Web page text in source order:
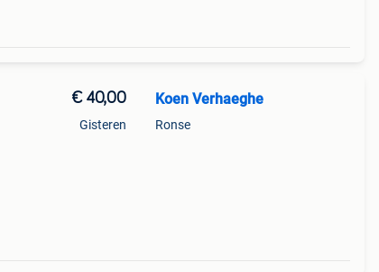
€ 40,00
Gisteren
Koen Verhaeghe
Ronse